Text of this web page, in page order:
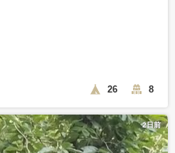
26 8
2日前